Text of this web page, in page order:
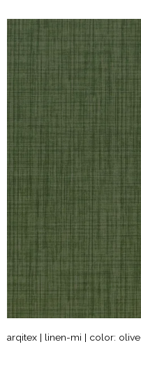
arqitex | linen-mi | color: olive